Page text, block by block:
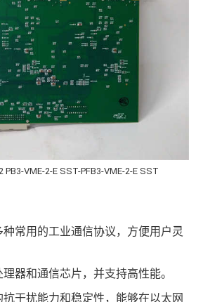
PB3-VME-2-E SST-PFB3-VME-2-E SST
常用的工业通信协议，方便用户灵
器和通信芯片，并支持高性能。
干扰能力和稳定性，能够在以太网